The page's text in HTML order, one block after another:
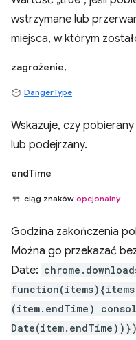
wstrzymane lub
miejsca, w którym
zagrożenie,
DangerType
Wskazuje, czy
lub podejrzany.
endTime
ciąg znaków opcjonalny
Godzina zakończenia
Można go przekazać
Date:
(item.endTime)